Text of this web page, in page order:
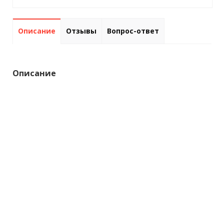
Описание Отзывы Вопрос-ответ
Описание